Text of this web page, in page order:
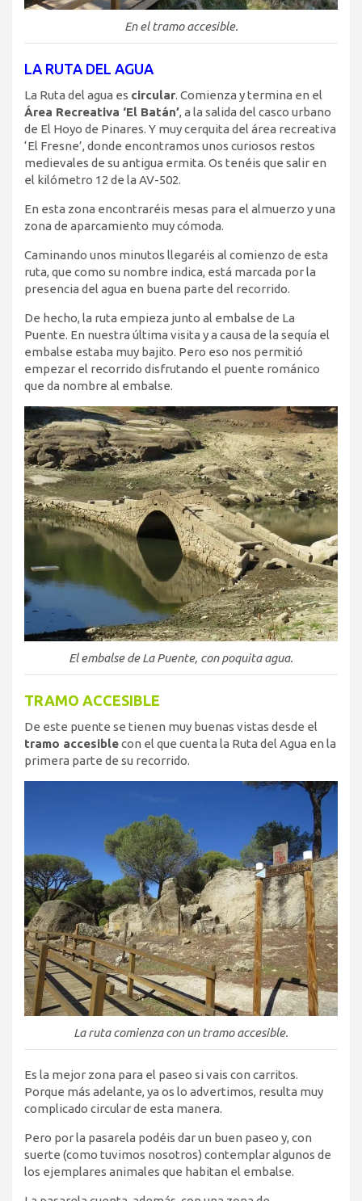
En el tramo accesible.
LA RUTA DEL AGUA
La Ruta del agua es circular. Comienza y termina en el
Área Recreativa ‘El Batán’, a la salida del casco urbano
de El Hoyo de Pinares. Y muy cerquita del área recreativa
‘El Fresne’, donde encontramos unos curiosos restos
medievales de su antigua ermita. Os tenéis que salir en
el kilómetro 12 de la AV-502.
En esta zona encontraréis mesas para el almuerzo y una
zona de aparcamiento muy cómoda.
Caminando unos minutos llegaréis al comienzo de esta
ruta, que como su nombre indica, está marcada por la
presencia del agua en buena parte del recorrido.
De hecho, la ruta empieza junto al embalse de La
Puente. En nuestra última visita y a causa de la sequía el
embalse estaba muy bajito. Pero eso nos permitió
empezar el recorrido disfrutando el puente románico
que da nombre al embalse.
El embalse de La Puente, con poquita agua.
TRAMO ACCESIBLE
De este puente se tienen muy buenas vistas desde el
tramo accesiblecon el que cuenta la Ruta del Agua en la
primera parte de su recorrido.
La ruta comienza con un tramo accesible.
Es la mejor zona para el paseo si vais con carritos.
Porque más adelante, ya os lo advertimos, resulta muy
complicado circular de esta manera.
Pero por la pasarela podéis dar un buen paseo y, con
suerte (como tuvimos nosotros) contemplar algunos de
los ejemplares animales que habitan el embalse.